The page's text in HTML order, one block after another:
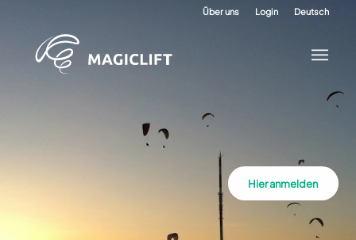
Über uns Login Deutsch
Hier anmelden